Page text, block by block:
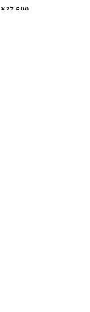
（Isamu Noguchi) /
¥27,500